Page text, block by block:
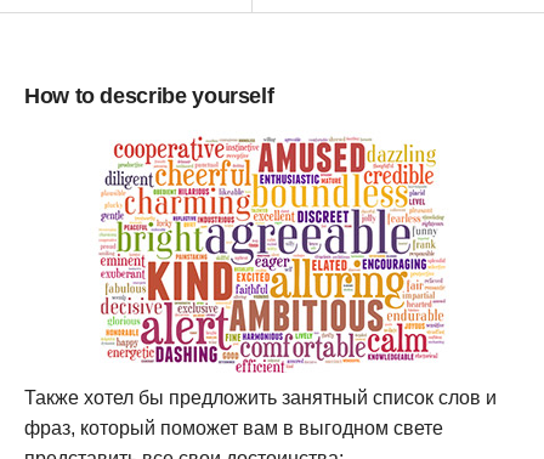
How to describe yourself
Также хотел бы предложить занятный список слов и
фраз, который поможет вам в выгодном свете